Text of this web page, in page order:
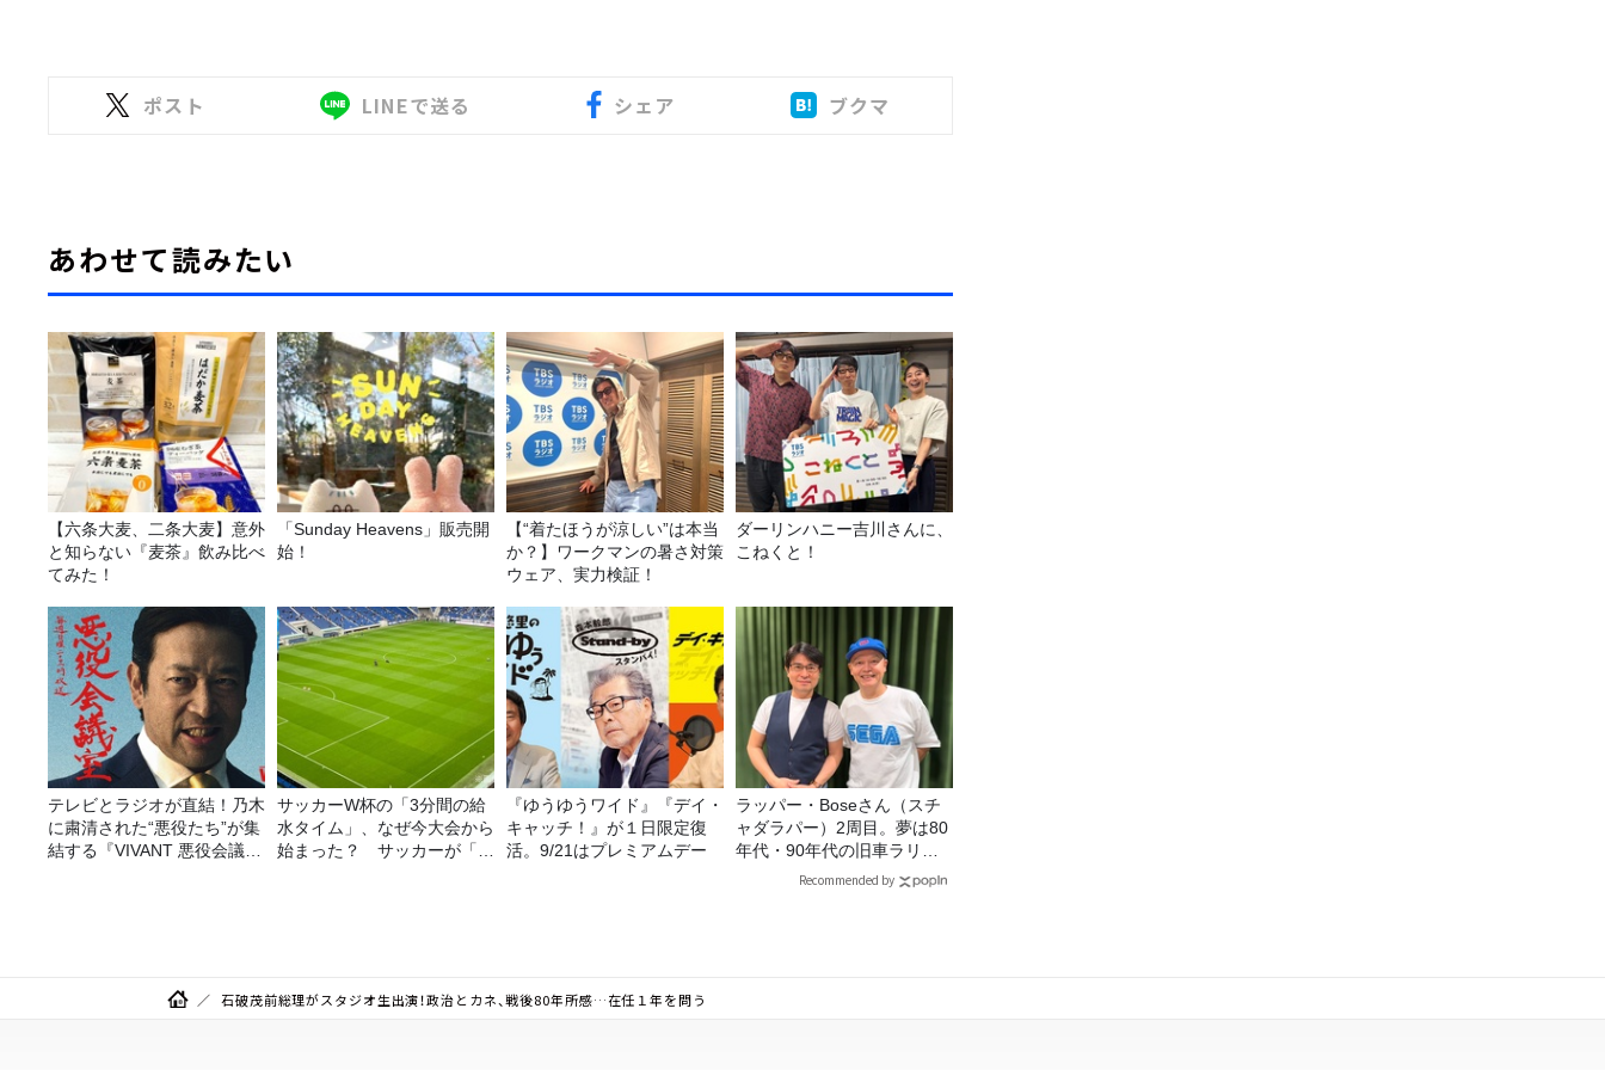
ポスト LINEで送る シェア ブクマ
あわせて読みたい
【六条大麦、二条大麦】意外
と知らない『麦茶』飲み比べ
てみた！
「Sunday Heavens」販売開
始！
【“着たほうが涼しい”は本当
か？】ワークマンの暑さ対策
ウェア、実力検証！
ダーリンハニー吉川さんに、
こねくと！
テレビとラジオが直結！乃木
に粛清された“悪役たち”が集
結する『VIVANT 悪役会議
サッカーW杯の「3分間の給
水タイム」、なぜ今大会から
始まった？ サッカーが「お
『ゆうゆうワイド』『デイ・
キャッチ！』が１日限定復
活。9/21はプレミアムデー
ラッパー・Boseさん（スチ
ャダラパー）2周目。夢は80
年代・90年代の旧車ラリ
Recommended by
石破茂前総理がスタジオ生出演！政治とカネ、戦後80年所感…在任１年を問う